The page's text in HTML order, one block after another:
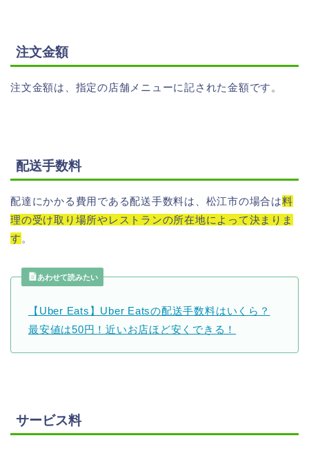
注文金額
注文金額は、指定の店舗メニューに記された金額です。
配送手数料
配達にかかる費用である配送手数料は、松江市の場合は料
理の受け取り場所やレストランの所在地によって決まりま
す 。
あわせて読みたい
【Uber Eats】Uber Eatsの配送手数料はいくら？
最安値は50円！近いお店ほど安くできる！
サービス料